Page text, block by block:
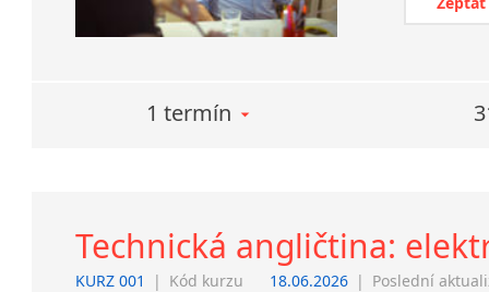
1 termín
Technická angličtina:
KURZ 001 | Kód kurzu 18.06.2026 | Poslední